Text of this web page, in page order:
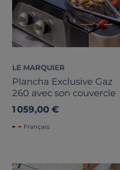
LE MARQUIER
Plancha Exclusive Gaz
260 avec son couvercle
1 059,00 €
Français